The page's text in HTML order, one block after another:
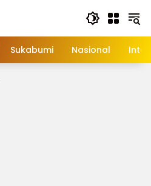
Sukabumi Nasional